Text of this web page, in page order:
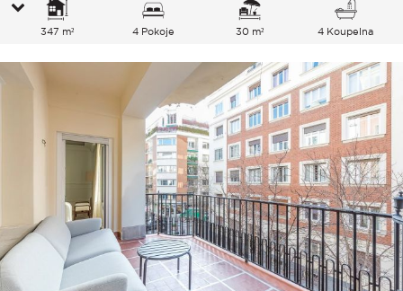
347 m² 4 Pokoje 30 m² 4 Koupelna